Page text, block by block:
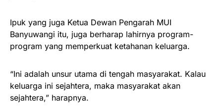
Ipuk yang juga Ketua Dewan Pengarah MUI
Banyuwangi itu, juga berharap lahirnya program-
program yang memperkuat ketahanan keluarga.
“Ini adalah unsur utama di tengah masyarakat. Kalau
keluarga ini sejahtera, maka masyarakat akan
sejahtera,” harapnya.